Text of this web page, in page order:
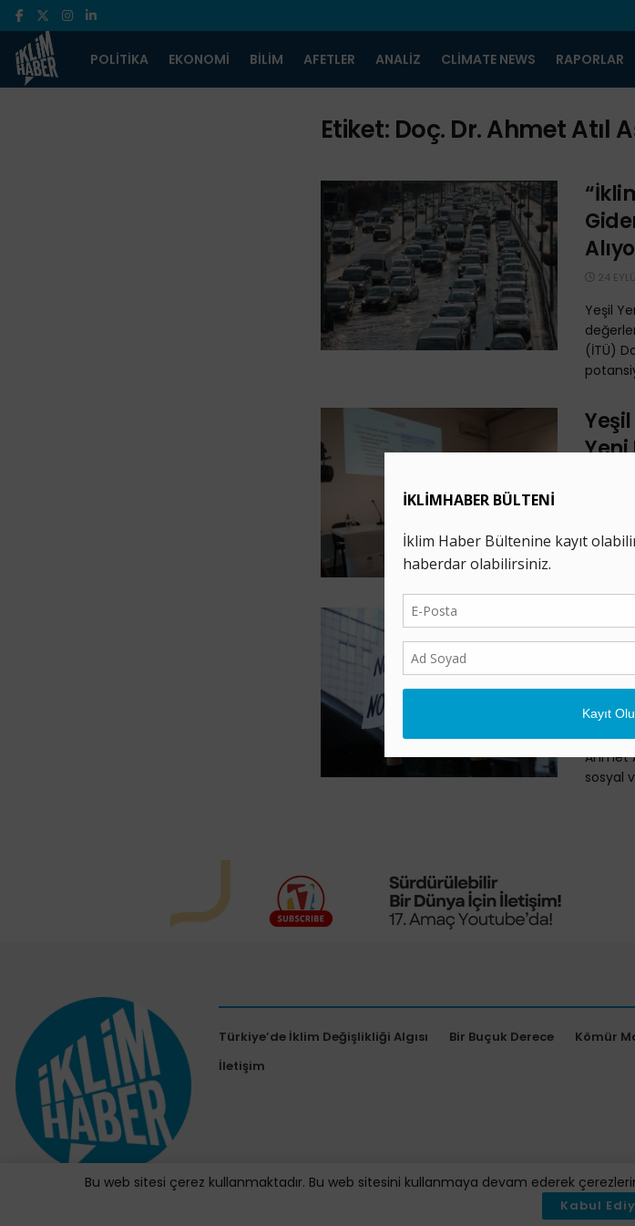
POLITIKA EKONOMI BILIM AFETLER ANALIZ CLIMATE NEWS RAPORLAR
Etiket: Doç. Dr. Ahmet Atıl
24
Yeşil
(İTÜ)
Yeni
Yeşil
İTÜ
Ahmet
sosyal
Türkiye’de İklim Değişlikliği Algısı Bir Buçuk Derece Kömür
İletişim
Bu web sitesi çerez kullanmaktadır. Bu web sitesini kullanmaya devam ederek
Kabul